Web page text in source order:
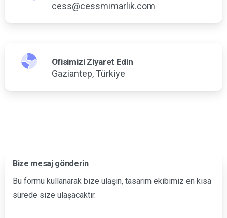
cess@cessmimarlik.com
Ofisimizi Ziyaret Edin
Gaziantep, Türkiye
Bize mesaj gönderin
Bu formu kullanarak bize ulaşın, tasarım ekibimiz en kısa
sürede size ulaşacaktır.